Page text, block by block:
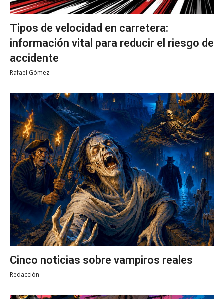
Tipos de velocidad en carretera:
información vital para reducir el riesgo de
accidente
Rafael Gómez
Cinco noticias sobre vampiros reales
Redacción